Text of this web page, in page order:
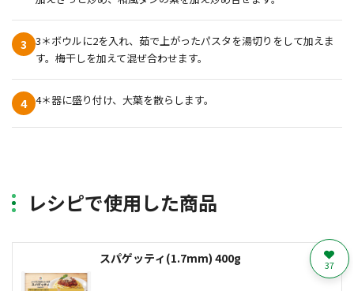
3
3＊ボウルに2を入れ、茹で上がったパスタを湯切りをして加えま
す。梅干しを加えて混ぜ合わせます。
4 4＊器に盛り付け、大葉を散らします。
レシピで使用した商品
スパゲッティ(1.7mm) 400g 37